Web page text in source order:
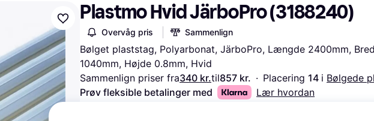
Plastmo Hvid JärboPro (3188240)
Overvåg pris Sammenlign
Bølget plaststag, Polyarbonat, JärboPro, Længde 2400mm,
1040mm, Højde 0.8mm, Hvid
Sammenlign priser fra340 kr.til857 kr. · Placering 14 i Bølgede
Prøv fleksible betalinger med
Lær hvordan